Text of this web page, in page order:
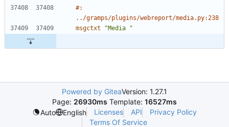
#:
../gramps/plugins/webreport/media.py:238
msgctxt
"Media "
Powered by GiteaVersion: 1.27.1
Page: 26930ms Template: 16527ms
Auto
English Licenses API
Privacy Policy
Terms Of Service